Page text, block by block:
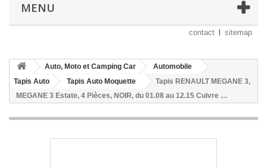
MENU
contact sitemap
Auto, Moto et Camping Car
Automobile
Tapis Auto
Tapis Auto Moquette
Tapis RENAULT MEGANE 3,
MEGANE 3 Estate, 4 Pièces, NOIR, du 01.08 au 12.15 Cuivre …